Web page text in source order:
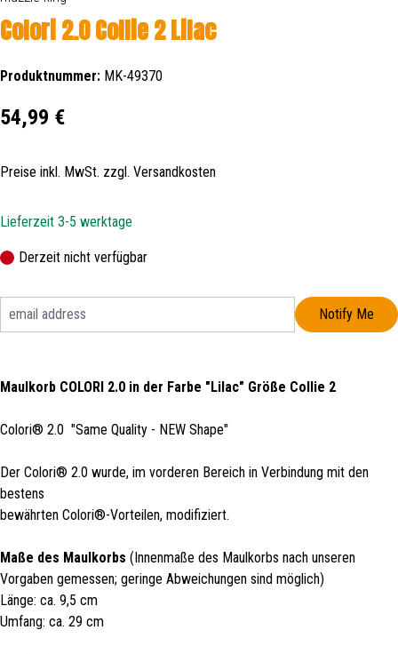
Colori 2.0 Collie 2 Lilac
Produktnummer: MK-49370
Regulärer Preis:
54,99 €
Preise inkl. MwSt. zzgl. Versandkosten
Lieferzeit 3-5 werktage
Derzeit nicht verfügbar
Notify Me
Maulkorb COLORI 2.0 in der Farbe "Lilac" Größe Collie 2
Colori® 2.0 "Same Quality - NEW Shape"
Der Colori® 2.0 wurde, im vorderen Bereich in Verbindung mit den
bestens
bewährten Colori®-Vorteilen, modifiziert.
Maße des Maulkorbs (Innenmaße des Maulkorbs nach unseren
Vorgaben gemessen; geringe Abweichungen sind möglich)
Länge: ca. 9,5 cm
Umfang: ca. 29 cm